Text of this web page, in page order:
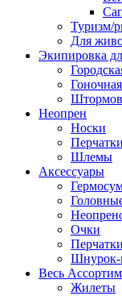
Туризм/
Для
Экипировка
Гоночная
Неопрен
Носки
Перчатки
Шлемы
Аксессуары
Очки
Перчатки
Шнурок-
Весь
Жилеты